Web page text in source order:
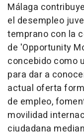
Málaga
el desempleo
temprano con la
de 'Opportunity
concebido como
para dar a
actual oferta
de empleo,
movilidad
ciudadana